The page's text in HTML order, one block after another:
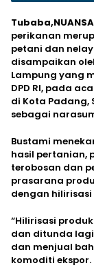
Tubaba,NUANSA
perikanan
petani dan
disampaikan
Lampung yang
DPD RI, pada
di Kota Padang,
sebagai
Bustami
hasil pertanian,
terobosan dan
prasarana
dengan hilirisasi
“Hilirisasi
dan ditunda
dan menjual
komoditi